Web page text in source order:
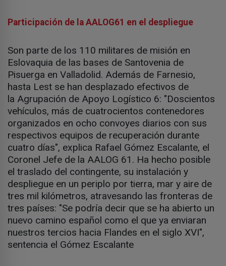
Participación de la AALOG61 en el despliegue
Son parte de los 110 militares de misión en
Eslovaquia de las bases de Santovenia de
Pisuerga en Valladolid. Además de Farnesio,
hasta Lest se han desplazado efectivos de
la Agrupación de Apoyo Logístico 6: "Doscientos
vehículos, más de cuatrocientos contenedores
organizados en ocho convoyes diarios con sus
respectivos equipos de recuperación durante
cuatro días", explica Rafael Gómez Escalante, el
Coronel Jefe de la AALOG 61. Ha hecho posible
el traslado del contingente, su instalación y
despliegue en un periplo por tierra, mar y aire de
tres mil kilómetros, atravesando las fronteras de
tres países: "Se podría decir que se ha abierto un
nuevo camino español como el que ya enviaran
nuestros tercios hacia Flandes en el siglo XVI",
sentencia el Gómez Escalante